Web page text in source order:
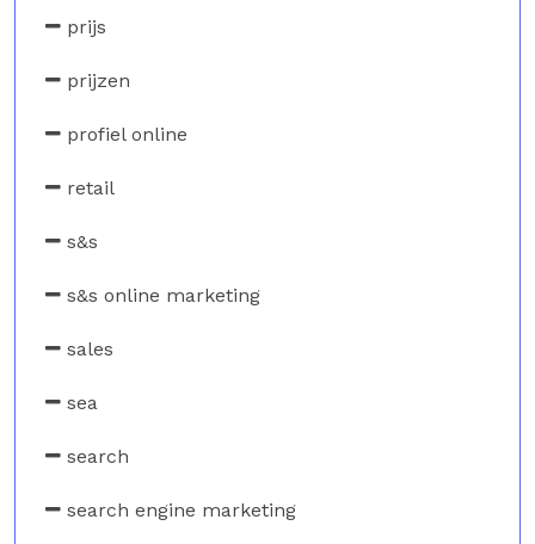
prijs
prijzen
profiel online
retail
s&s
s&s online marketing
sales
sea
search
search engine marketing